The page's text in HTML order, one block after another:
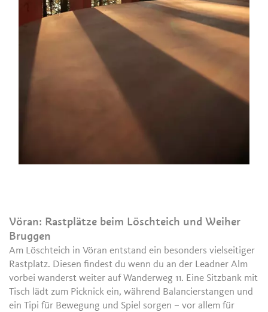
Vöran: Rastplätze beim Löschteich und Weiher
Bruggen
Am Löschteich in Vöran entstand ein besonders vielseitiger
Rastplatz. Diesen findest du wenn du an der Leadner Alm
vorbei wanderst weiter auf Wanderweg 11. Eine Sitzbank mit
Tisch lädt zum Picknick ein, während Balancierstangen und
ein Tipi für Bewegung und Spiel sorgen – vor allem für